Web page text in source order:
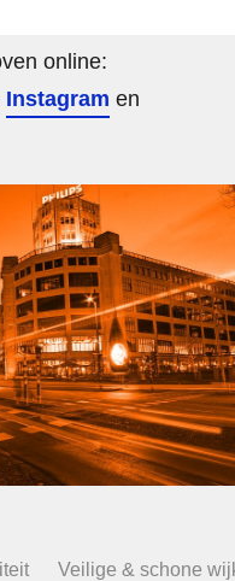
online:
Instagram en
Veilige & schone